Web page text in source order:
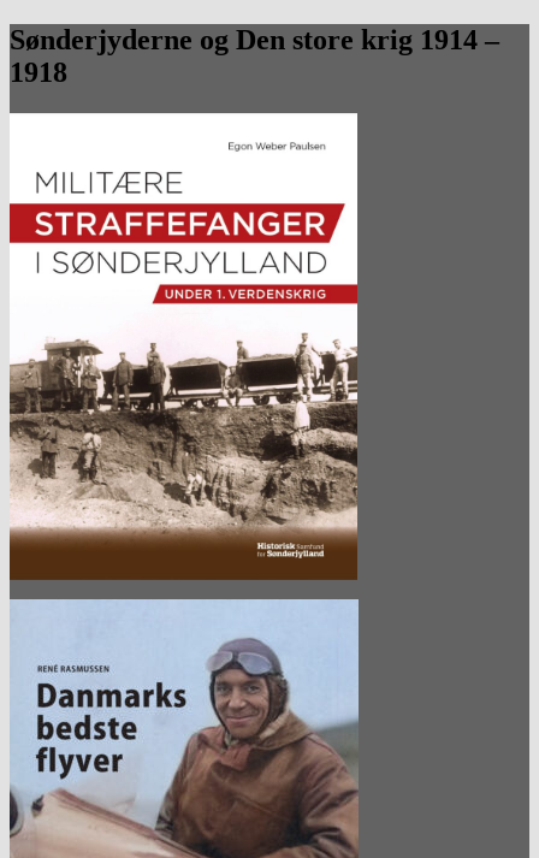
Sønderjyderne og Den store krig 1914 –
1918